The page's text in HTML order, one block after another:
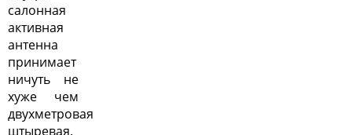
салонная
активная
антенна
принимает
ничуть не
хуже чем
двухметровая
штыревая.